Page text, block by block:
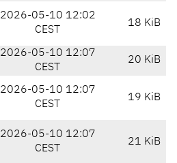
2026-05-10 12:02
CEST
18 KiB
2026-05-10 12:07
CEST
20 KiB
2026-05-10 12:07
CEST
19 KiB
2026-05-10 12:07
CEST
21 KiB